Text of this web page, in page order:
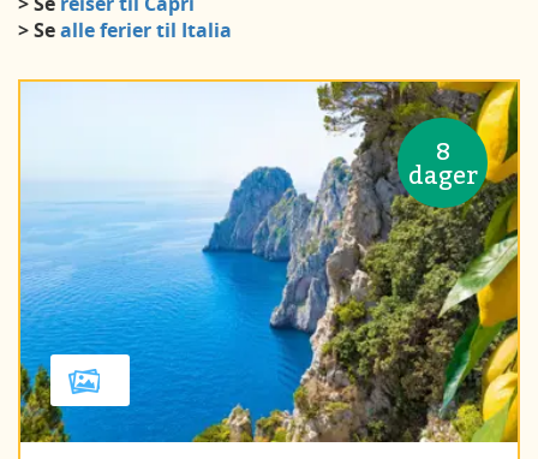
> Sealle ferier til Italia
8
dager